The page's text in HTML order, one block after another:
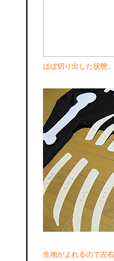
ほぼ切り出した状態。
生地がよれるので左